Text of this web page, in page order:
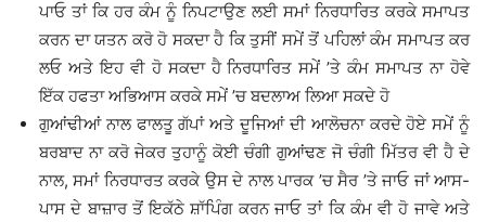
ਪਾਓ ਤਾਂ ਕਿ ਹਰ ਕੰਮ ਨੂੰ ਨਿਪਟਾਉਣ ਲਈ ਸਮਾਂ ਨਿਰਧਾਰਿਤ ਕਰਕੇ ਸਮਾਪਤ
ਕਰਨ ਦਾ ਯਤਨ ਕਰੋ ਹੋ ਸਕਦਾ ਹੈ ਕਿ ਤੁਸੀਂ ਸਮੇਂ ਤੋਂ ਪਹਿਲਾਂ ਕੰਮ ਸਮਾਪਤ ਕਰ
ਲਓ ਅਤੇ ਇਹ ਵੀ ਹੋ ਸਕਦਾ ਹੈ ਨਿਰਧਾਰਿਤ ਸਮੇਂ ’ਤੇ ਕੰਮ ਸਮਾਪਤ ਨਾ ਹੋਵੇ
ਇੱਕ ਹਫਤਾ ਅਭਿਆਸ ਕਰਕੇ ਸਮੇਂ ’ਚ ਬਦਲਾਅ ਲਿਆ ਸਕਦੇ ਹੋ
ਗੁਆਂਢੀਆਂ ਨਾਲ ਫਾਲਤੂ ਗੱਪਾਂ ਅਤੇ ਦੂਜਿਆਂ ਦੀ ਆਲੋਚਨਾ ਕਰਦੇ ਹੋਏ ਸਮੇਂ ਨੂੰ
ਬਰਬਾਦ ਨਾ ਕਰੋ ਜੇਕਰ ਤੁਹਾਨੂੰ ਕੋਈ ਚੰਗੀ ਗੁਆਂਢਣ ਜੋ ਚੰਗੀ ਮਿੱਤਰ ਵੀ ਹੈ ਦੇ
ਨਾਲ, ਸਮਾਂ ਨਿਰਧਾਰਤ ਕਰਕੇ ਉਸ ਦੇ ਨਾਲ ਪਾਰਕ ’ਚ ਸੈਰ ’ਤੇ ਜਾਓ ਜਾਂ ਆਸ-
ਪਾਸ ਦੇ ਬਾਜ਼ਾਰ ਤੋਂ ਇਕੱਠੇ ਸ਼ਾੱਪਿੰਗ ਕਰਨ ਜਾਓ ਤਾਂ ਕਿ ਕੰਮ ਵੀ ਹੋ ਜਾਵੇ ਅਤੇ